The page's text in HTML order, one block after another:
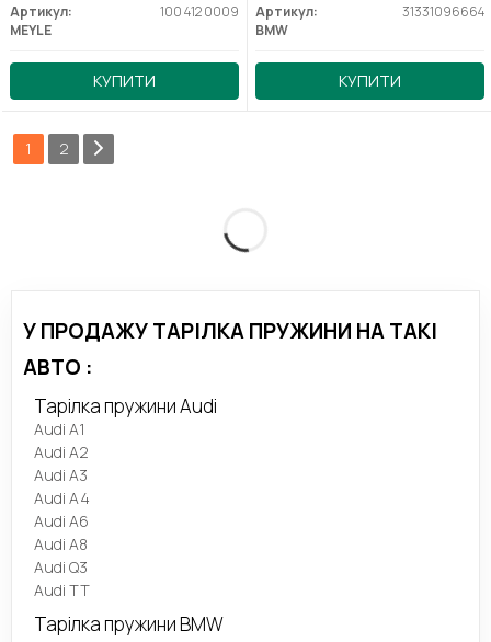
Артикул:
100 412 0009
MEYLE
КУПИТИ
Артикул:
31331096664
BMW
КУПИТИ
1 2
У ПРОДАЖУ ТАРІЛКА ПРУЖИНИ НА ТАКІ
АВТО :
Тарілка пружини Audi
Audi A1
Audi A2
Audi A3
Audi A4
Audi A6
Audi A8
Audi Q3
Audi TT
Тарілка пружини BMW